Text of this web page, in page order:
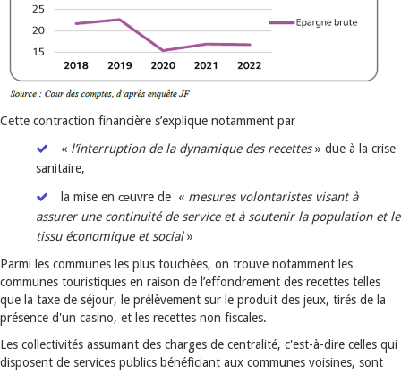
Cette contraction financière s’explique notamment par
« l’interruption de la dynamique des recettes» due à la crise
sanitaire,
la mise en œuvre de « mesures volontaristes visant à
assurer une continuité de service et à soutenir la population et le
tissu économique et social»
Parmi les communes les plus touchées, on trouve notamment les
communes touristiques en raison de l’effondrement des recettes telles
que la taxe de séjour, le prélèvement sur le produit des jeux, tirés de la
présence d'un casino, et les recettes non fiscales.
Les collectivités assumant des charges de centralité, c'est-à-dire celles qui
disposent de services publics bénéficiant aux communes voisines, sont